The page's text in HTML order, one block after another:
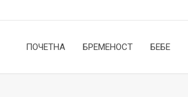
ПОЧЕТНА БРЕМЕНОСТ БЕБЕ